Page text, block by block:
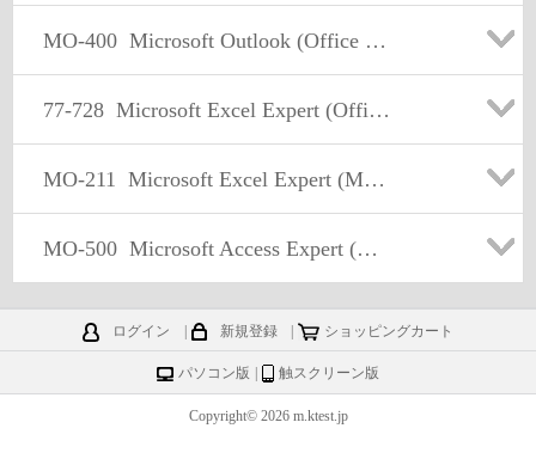
MO-400 Microsoft Outlook (Office 2019)
77-728 Microsoft Excel Expert (Office 2016)
MO-211 Microsoft Excel Expert (Microsoft 365 Apps)
MO-500 Microsoft Access Expert (Office 2019)
ログイン 新規登録 ショッピングカート
パソコン版 触スクリーン版
Copyright© 2026 m.ktest.jp